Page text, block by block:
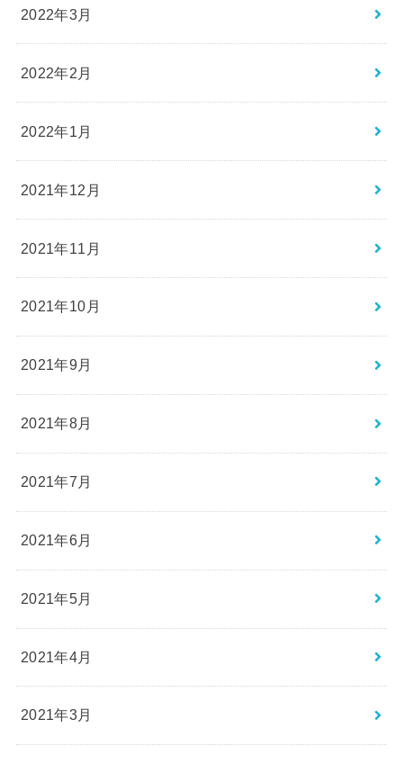
2022年3月
2022年2月
2022年1月
2021年12月
2021年11月
2021年10月
2021年9月
2021年8月
2021年7月
2021年6月
2021年5月
2021年4月
2021年3月